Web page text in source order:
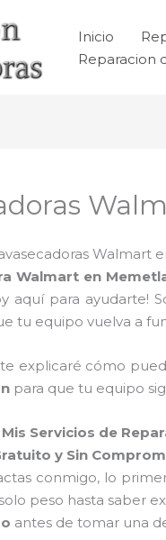
Inicio
Reparacion
Walmart
Walmart en
aquí para ayudarte!
tu equipo vuelva a
explicaré cómo
para que tu equipo
Servicios de
y Sin
conmigo, lo
peso hasta saber
antes de tomar una